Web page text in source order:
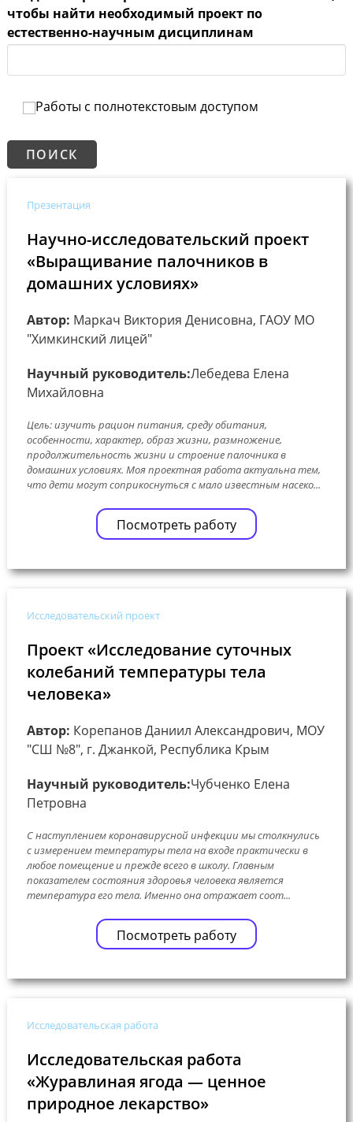
чтобы найти необходимый проект по
естественно-научным дисциплинам
Работы с полнотекстовым доступом
Презентация
Научно-исследовательский проект
«Выращивание палочников в
домашних условиях»
Автор: Маркач Виктория Денисовна, ГАОУ МО
"Химкинский лицей"
Научный руководитель:Лебедева Елена
Михайловна
Цель: изучить рацион питания, среду обитания,
особенности, характер, образ жизни, размножение,
продолжительность жизни и строение палочника в
домашних условиях. Моя проектная работа актуальна тем,
что дети могут соприкоснуться с мало известным насеко...
Посмотреть работу
Исследовательский проект
Проект «Исследование суточных
колебаний температуры тела
человека»
Автор: Корепанов Даниил Александрович, МОУ
"СШ №8", г. Джанкой, Республика Крым
Научный руководитель:Чубченко Елена
Петровна
С наступлением коронавирусной инфекции мы столкнулись
с измерением температуры тела на входе практически в
любое помещение и прежде всего в школу. Главным
показателем состояния здоровья человека является
температура его тела. Именно она отражает соот...
Посмотреть работу
Исследовательская работа
Исследовательская работа
«Журавлиная ягода — ценное
природное лекарство»